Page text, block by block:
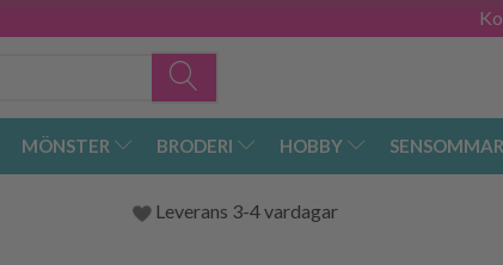
MÖNSTER BRODERI HOBBY
Leverans 3-4 vardagar